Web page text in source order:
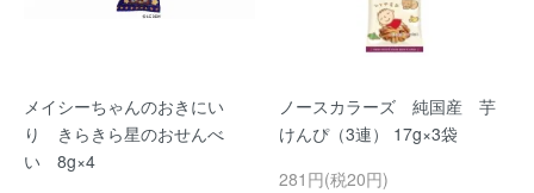
メイシーちゃんのおきにい
り きらきら星のおせんべ
い 8g×4
ノースカラーズ 純国産 芋
けんぴ（3連） 17g×3袋
281円(税20円)